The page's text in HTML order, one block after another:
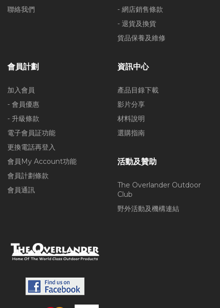
聯絡我們
- 網店銷售條款
- 退貨及換貨
貨品保養及維修
會員計劃
加入會員
- 會員優惠
- 升級條款
電子會員証功能
更換電話再登入
會員My Account功能
會員計劃條款
會員通訊
資訊中心
產品目錄下載
影片分享
材料說明
選購指南
活動及贊助
The Overlander Outdoor
Club
野外活動及機構連結